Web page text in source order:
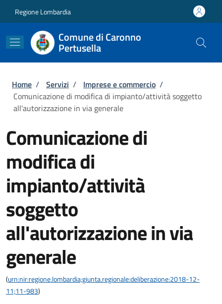
Regione Lombardia
Comune di Caronno
Pertusella
Briciole di pane
Home / Servizi / Imprese e commercio /
Comunicazione di modifica di impianto/attività soggetto
all'autorizzazione in via generale
Comunicazione di
modifica di
impianto/attività
soggetto
all'autorizzazione in via
generale
(urn:nir:regione.lombardia;giunta.regionale:deliberazione:2018-12-
11;11-983)